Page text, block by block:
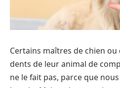
Certains maîtres de chien
dents de leur animal de
ne le fait pas, parce que nous